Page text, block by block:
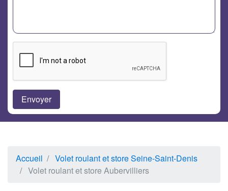
Accueil
Volet roulant et store Seine-Saint-Denis
Volet roulant et store Aubervilliers